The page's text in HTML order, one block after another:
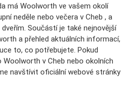
má Woolworth ve vašem okolí
neděle nebo večera v Cheb , a
Součástí je také nejnovější
a přehled aktuálních informací,
to, co potřebujete. Pokud
Woolworth v Cheb nebo okolních
navštívit oficiální webové stránky